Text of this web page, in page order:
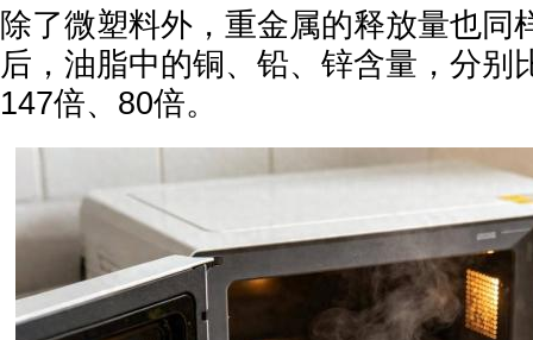
除了微塑料外，重金属的释放量也同
后，油脂中的铜、铅、锌含量，分别
147倍、80倍。